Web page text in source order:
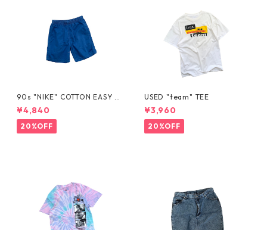
90s "NIKE" COTTON EASY S
HORTS
¥4,840
20%OFF
USED "team" TEE
¥3,960
20%OFF